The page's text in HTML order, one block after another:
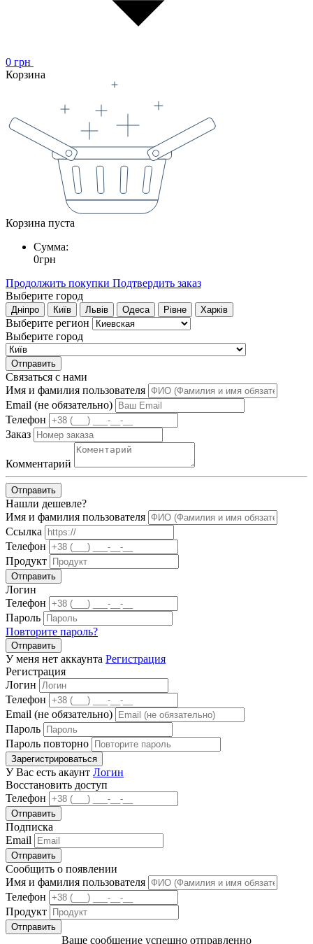
0 грн
Корзина
Корзина пуста
Сумма:
0грн
Продолжить покупки Подтвердить заказ
Выберите город
Дніпро Київ Львів Одеса Рівне Харків
Выберите регион
Выберите город
Отправить
Связаться с нами
Имя и фамилия пользователя
Email (не обязательно)
Телефон
Заказ
Комментарий
Отправить
Нашли дешевле?
Имя и фамилия пользователя
Ссылка
Телефон
Продукт
Отправить
Логин
Телефон
Пароль
Повторите пароль?
Отправить
У меня нет аккаунта Регистрация
Регистрация
Логин
Телефон
Email (не обязательно)
Пароль
Пароль повторно
Зарегистрироваться
У Вас есть акаунт Логин
Восстановить доступ
Телефон
Отправить
Подписка
Email
Отправить
Сообщить о появлении
Имя и фамилия пользователя
Телефон
Продукт
Отправить
Ваше сообщение успешно отправленно